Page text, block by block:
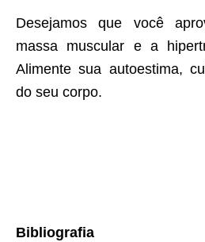
Desejamos que você
massa muscular e a
Alimente sua autoestima,
do seu corpo.
Bibliografia